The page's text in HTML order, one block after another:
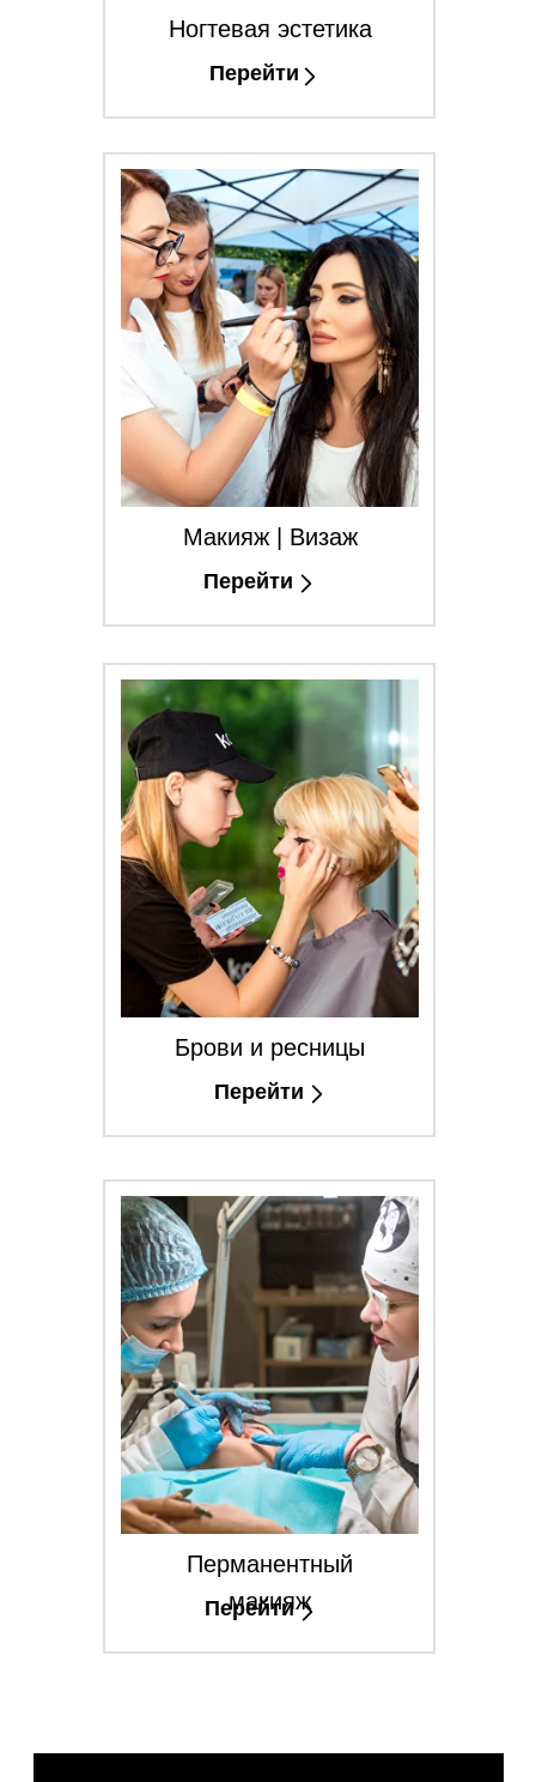
Ногтевая эстетика
Перейти
Макияж | Визаж
Брови и ресницы
Перманентный
макияж
Перейти
Перейти
Перейти